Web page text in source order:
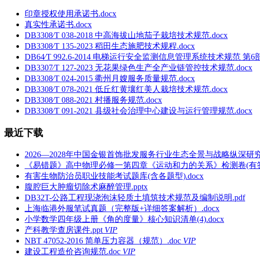
印章授权使用承诺书.docx
真实性承诺书.docx
DB3308∕T 038-2018 中高海拔山地茄子栽培技术规范.docx
DB3308∕T 135-2023 稻田生态施肥技术规程.docx
DB64∕T 992.6-2014 电梯运行安全监测信息管理系统技术规范 第6
DB3307∕T 127-2023 无花果绿色生产全产业链管控技术规范.docx
DB3308∕T 024-2015 衢州月嫂服务质量规范.docx
DB3308∕T 078-2021 低丘红黄壤红美人栽培技术规范.docx
DB3308∕T 088-2021 村播服务规范.docx
DB3308∕T 091-2021 县级社会治理中心建设与运行管理规范.docx
最近下载
2026—2028年中国金银首饰批发服务行业生态全景与战略纵深
《易错题》高中物理必修一第四章《运动和力的关系》检测卷(有
有害生物防治员职业技能考试题库(含各题型).docx
腹腔巨大肿瘤切除术麻醉管理.pptx
DB32T-公路工程现浇泡沫轻质土填筑技术规范及编制说明.pdf
上海临港外服笔试真题（完整版+详细答案解析）.docx
小学数学四年级上册《角的度量》核心知识清单(4).docx
产科教学查房课件.ppt VIP
NBT 47052-2016 简单压力容器（规范）.doc VIP
建设工程造价咨询规范.doc VIP